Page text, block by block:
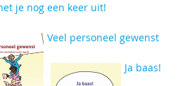
je nog een keer uit!
Veel personeel gewenst
Ja baas!